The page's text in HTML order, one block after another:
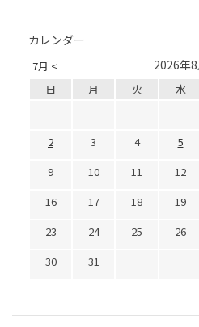
カレンダー
7月 < 2026年8
日 月 火 水
2
3 4 5
9
10 11 12
16
17 18 19
23
24 25 26
30
31